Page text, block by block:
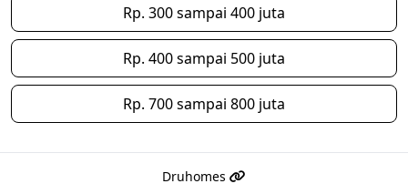
Rp. 300 sampai 400 juta
Rp. 400 sampai 500 juta
Rp. 700 sampai 800 juta
Druhomes